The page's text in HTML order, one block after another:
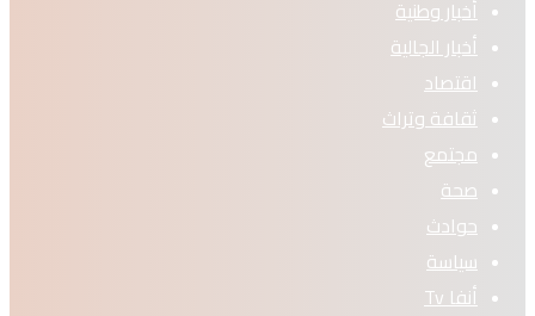
أخبار وطنية
أخبار الجالية
اقتصاد
ثقافة وتراث
مجتمع
صحة
حوادث
سياسة
أنفا Tv